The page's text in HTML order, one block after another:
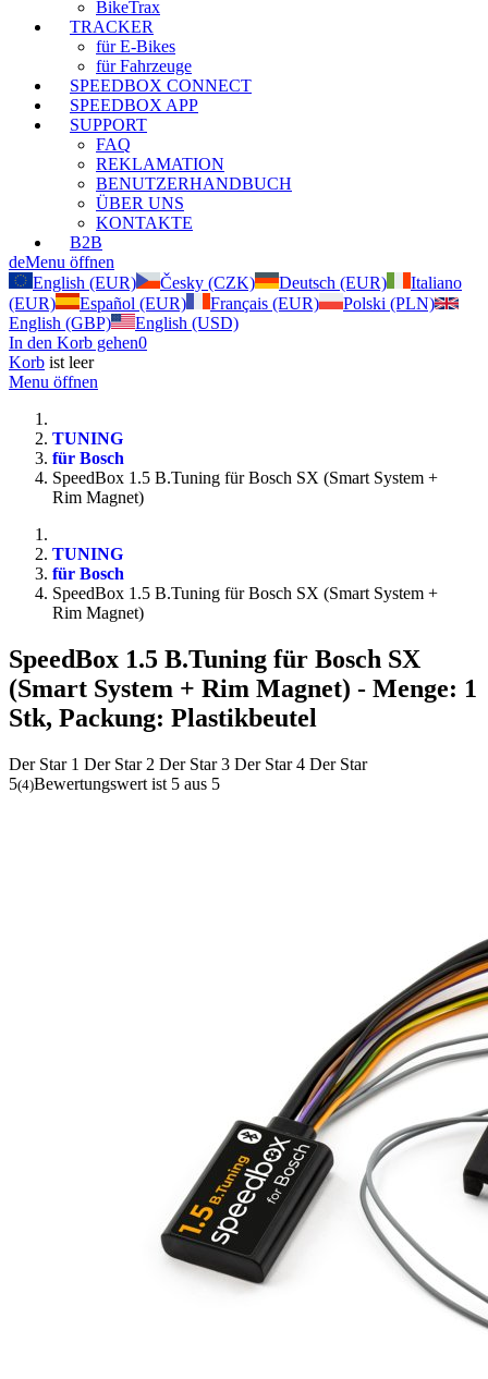
BikeTrax
TRACKER
für E-Bikes
für Fahrzeuge
SPEEDBOX CONNECT
SPEEDBOX APP
SUPPORT
FAQ
REKLAMATION
BENUTZERHANDBUCH
ÜBER UNS
KONTAKTE
B2B
deMenu öffnen
English (EUR)
Česky (CZK) Deutsch (EUR)
Italiano
(EUR)
Español (EUR) Français (EUR)
Polski (PLN)
English (GBP)
English (USD)
In den Korb gehen0
Korb ist leer
Menu öffnen
TUNING
für Bosch
SpeedBox 1.5 B.Tuning für Bosch SX (Smart System +
Rim Magnet)
TUNING
für Bosch
SpeedBox 1.5 B.Tuning für Bosch SX (Smart System +
Rim Magnet)
SpeedBox 1.5 B.Tuning für Bosch SX
(Smart System + Rim Magnet) - Menge: 1
Stk, Packung: Plastikbeutel
Der Star 1 Der Star 2 Der Star 3 Der Star 4 Der Star
5(4)Bewertungswert ist 5 aus 5